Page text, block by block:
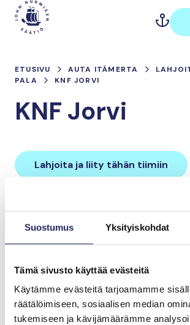
Suostumus Yksityiskohdat
Tämä sivusto käyttää evästeitä
Käytämme evästeitä tarjoamamme
räätälöimiseen, sosiaalisen median
tukemiseen ja kävijämäärämme
Hyppää
sisältöön
Päävalikko
ETUSIVU AUTA ITÄMERTA
PALA
KNF JORVI
KNF Jorvi
Lahjoita ja liity tähän tiimiin
Tiimin lahjoitukset
Tiimille tehdyt
lahjoitukset